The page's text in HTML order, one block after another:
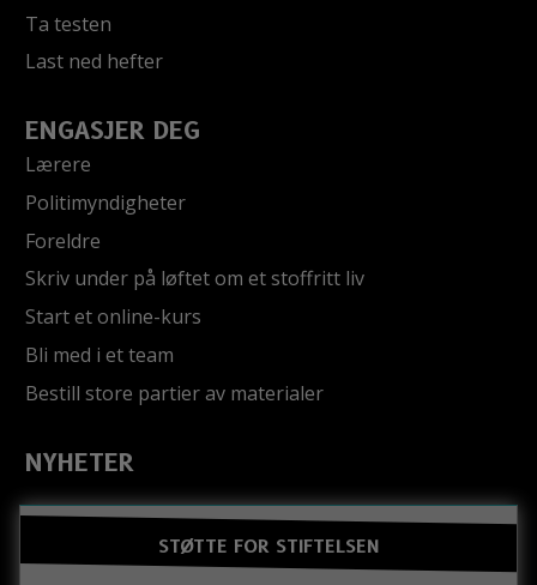
Ta testen
Last ned hefter
ENGASJER DEG
Lærere
Politimyndigheter
Foreldre
Skriv under på løftet om et stoffritt liv
Start et online-kurs
Bli med i et team
Bestill store partier av materialer
NYHETER
STØTTE FOR STIFTELSEN